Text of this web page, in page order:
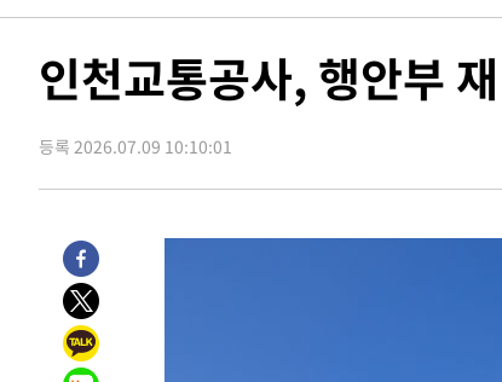
인천교통공사, 행안부
등록 2026.07.09 10:10:01